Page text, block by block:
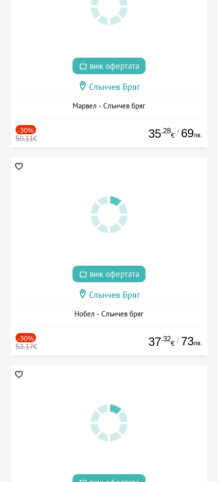
виж офертата
Слънчев Бряг
Марвел - Слънчев бряг
-30%
50.11€ 35.28
€ / 69лв.
виж офертата
Слънчев Бряг
Нобел - Слънчев бряг
-30%
53.17€ 37.32
€ / 73лв.